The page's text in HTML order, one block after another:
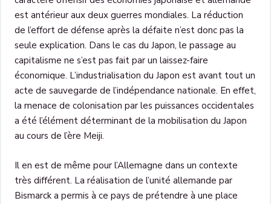
est antérieur aux deux guerres mondiales. La réduction
de l’effort de défense après la défaite n’est donc pas la
seule explication. Dans le cas du Japon, le passage au
capitalisme ne s’est pas fait par un laissez-faire
économique. L’industrialisation du Japon est avant tout un
acte de sauvegarde de l’indépendance nationale. En effet,
la menace de colonisation par les puissances occidentales
a été l’élément déterminant de la mobilisation du Japon
au cours de l’ère Meiji.
Il en est de même pour l’Allemagne dans un contexte
très différent. La réalisation de l’unité allemande par
Bismarck a permis à ce pays de prétendre à une place